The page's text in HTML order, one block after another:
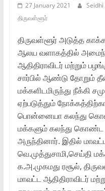
27 January 2021 Seidhi
திருவள்ளூர்
திருவள்ளூர் அடுத்த
ஆலய வளாகத்தில்
ஆதிதிராவிடர் மற்றும்
சார்பில் ஆண்டு தோறும்
மக்களிடமிருந்து நீக்கி
ஏற்படுத்தும்
பொன்னையா கலந்து
மக்களும் கலந்து கொண்ட
அருந்தினார். இதில்
வெ.முத்துசாமி,செய்தி
க.அ.முகமது ரசூல்,
மாவட்ட ஆதிதிராவிடர்